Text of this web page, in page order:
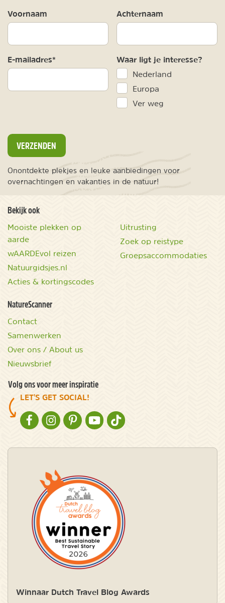
Voornaam Achternaam
E-mailadres* Waar ligt je interesse?
Nederland
Europa
Ver weg
VERZENDEN
Onontdekte plekjes en leuke aanbiedingen voor
overnachtingen en vakanties in de natuur!
Bekijk ook
Mooiste plekken op
aarde
wAARDEvol reizen
Natuurgidsjes.nl
Acties & kortingscodes
Uitrusting
Zoek op reistype
Groepsaccommodaties
NatureScanner
Contact
Samenwerken
Over ons / About us
Nieuwsbrief
Volg ons voor meer inspiratie
LET'S GET SOCIAL!
NATURESCANNER OP FACEBOOK
NATURESCANNER OP INSTAGRAM
NATURESCANNER OP PINTEREST
NATURESCANNER OP YOUTUBE
NATURESCANNER OP TIKTOK
Winnaar Dutch Travel Blog Awards